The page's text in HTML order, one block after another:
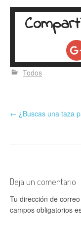
Todos
← ¿Buscas una taza
Deja un comentario
Tu dirección de
campos obligatorios